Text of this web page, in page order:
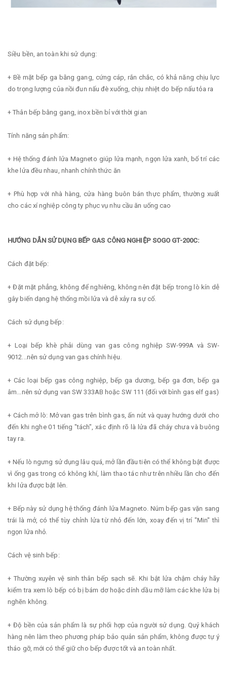
Siều bền, an toàn khi sử dụng:
+ Bề mặt bếp ga bằng gang, cứng cáp, rắn chắc, có khả năng chịu lực
do trọng lượng của nồi đun nấu đè xuống, chịu nhiệt do bếp nấu tỏa ra
+ Thân bếp bằng gang, inox bền bỉ với thời gian
Tính năng sản phẩm:
+ Hệ thống đánh lửa Magneto giúp lửa mạnh, ngọn lửa xanh, bố trí các
khe lửa đều nhau, nhanh chính thức ăn
+ Phù hợp với nhà hàng, cửa hàng buôn bán thực phẩm, thường xuất
cho các xí nghiệp công ty phục vụ nhu cầu ăn uống cao
HƯỚNG DẪN SỬ DỤNG BẾP GAS CÔNG NGHIỆP SOGO GT-200C:
Cách đặt bếp:
+ Đặt mặt phẳng, không để nghiêng, không nên đặt bếp trong lò kín dễ
gây biến dạng hệ thống mồi lửa và dễ xảy ra sự cố.
Cách sử dụng bếp:
+ Loại bếp khè phải dùng van gas công nghiệp SW-999A và SW-
9012...nên sử dụng van gas chính hiệu.
+ Các loại bếp gas công nghiệp, bếp ga dương, bếp ga đơn, bếp ga
âm...nên sử dụng van SW 333AB hoặc SW 111 (đối với bình gas elf gas)
+ Cách mở lò: Mở van gas trên bình gas, ấn nút và quay hướng dưới cho
đến khi nghe 01 tiếng "tách", xác định rõ là lửa đã cháy chưa và buông
tay ra.
+ Nếu lò ngưng sử dụng lâu quá, mở lần đầu tiên có thể không bật được
vì ống gas trong có không khí, làm thao tác như trên nhiều lần cho đến
khi lửa được bật lên.
+ Bếp này sử dụng hệ thống đánh lửa Magneto. Núm bếp gas vặn sang
trái là mở, có thể tùy chỉnh lửa từ nhỏ đến lớn, xoay đến vị trí "Min" thì
ngọn lửa nhỏ.
Cách vệ sinh bếp:
+ Thường xuyên vệ sinh thân bếp sạch sẽ. Khi bật lửa chậm cháy hãy
kiểm tra xem lò bếp có bị bám dơ hoặc dính dầu mỡ làm các khe lửa bị
nghẽn không.
+ Độ bền của sản phẩm là sự phối hợp của người sử dụng. Quý khách
hàng nên làm theo phương pháp bảo quản sản phẩm, không được tự ý
tháo gỡ, mới có thể giữ cho bếp được tốt và an toàn nhất.